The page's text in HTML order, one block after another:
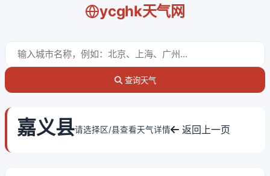
ycghk天气网
查询天气
嘉义县请选择区/县查看天气详情 返回上一页